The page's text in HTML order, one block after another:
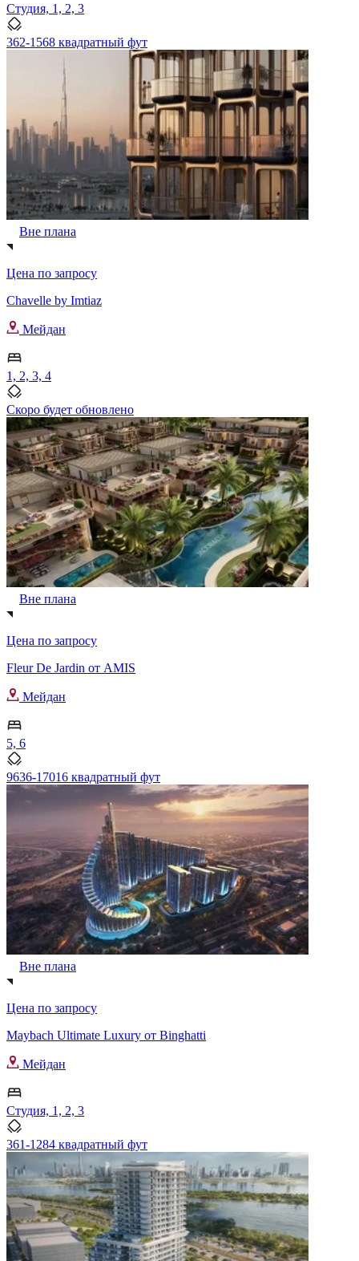
Студия, 1, 2, 3
362-1568 квадратный фут
Вне плана
Цена по запросу
Chavelle by Imtiaz
Мейдан
1, 2, 3, 4
Скоро будет обновлено
Вне плана
Цена по запросу
Fleur De Jardin от AMIS
Мейдан
5, 6
9636-17016 квадратный фут
Вне плана
Цена по запросу
Maybach Ultimate Luxury от Binghatti
Мейдан
Студия, 1, 2, 3
361-1284 квадратный фут